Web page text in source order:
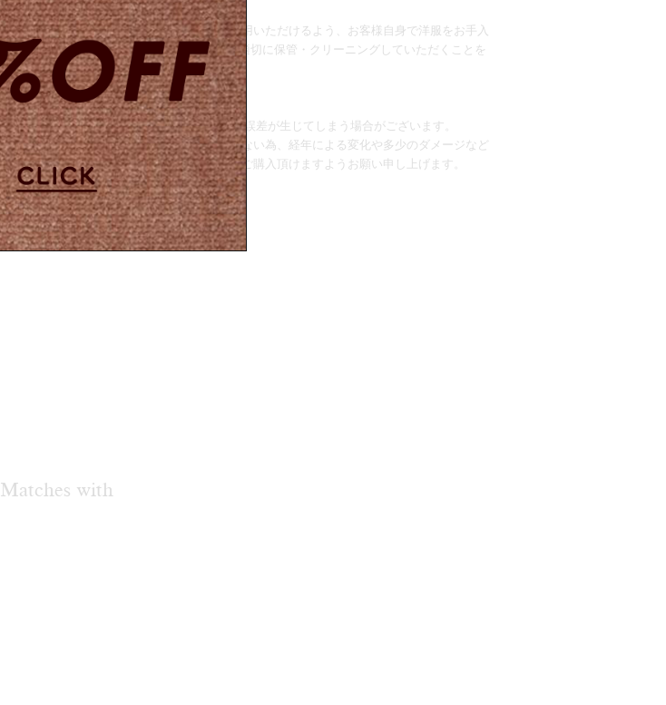
で掲載しております。
気に入った物を長くご着用いただけるよう、お客様自身で洋服をお手入
れ(修理)していただき、適切に保管・クリーニングしていただくことを
推奨しています。
○商品について○
採寸表記に1~2cmほどの誤差が生じてしまう場合がございます。
こちらの商品は新品ではない為、経年による変化や多少のダメージなど
をご理解いただいた上でご購入頂けますようお願い申し上げます。
Matches with